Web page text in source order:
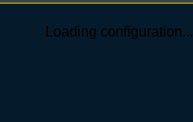
Loading configuration...